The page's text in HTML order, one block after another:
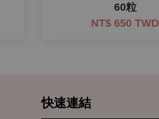
60粒
NT$ 650 TWD
快速連結